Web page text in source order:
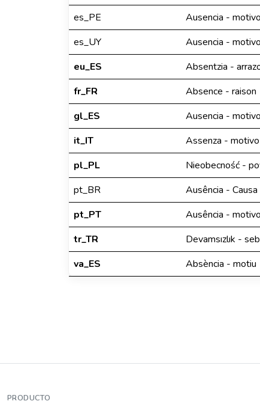
es_PE
Ausencia - motivo
es_UY
Ausencia - motivo
eu_ES
Absentzia -
fr_FR
Absence - raison
gl_ES
Ausencia - motivo
it_IT
Assenza - motivo
pl_PL
Nieobecność -
pt_BR
Ausência - Causa
pt_PT
Ausência - motivo
tr_TR
Devamsızlık -
va_ES
Absència - motiu
PRODUCTO